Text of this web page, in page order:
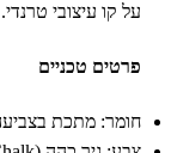
על קו עיצובי טרנדי.
פרטים טכניים
חומר: מתכת